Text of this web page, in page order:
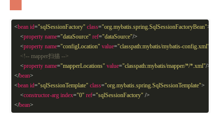
<bean id="sqlSessionFactory" class="org.mybatis.spring.SqlSessionFactoryBean">
<property name="dataSource" ref="dataSource"/>
<property name="configLocation" value="classpath:mybatis/mybatis-config.xml"
<!-- mapper扫描 -->
<property name="mapperLocations" value="classpath:mybatis/mapper/*/*.xml"/>
</bean>
<bean id="sqlSessionTemplate" class="org.mybatis.spring.SqlSessionTemplate">
<constructor-arg index="0" ref="sqlSessionFactory" />
</bean>